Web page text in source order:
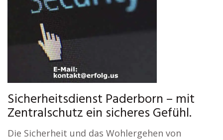
Sicherheitsdienst Paderborn – mit
Zentralschutz ein sicheres Gefühl.
Die Sicherheit und das Wohlergehen von